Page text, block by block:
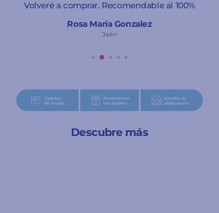
Volveré a comprar. Recomendable al 100%
Rosa María Gonzalez
Jaén
Descubre más